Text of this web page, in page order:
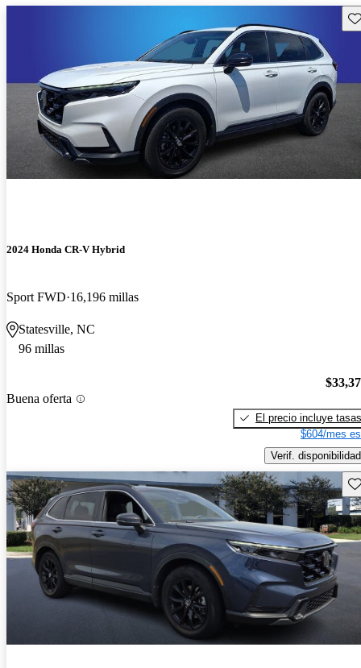
2024 Honda CR-V Hybrid
Sport FWD 16,196 millas
Statesville, NC
96 millas
Buena oferta
El precio incluye tasas
$604/mes
Verif. disponibilidad